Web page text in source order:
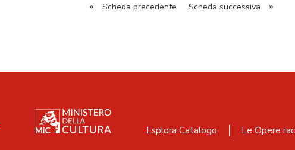
« Scheda precedente Scheda successiva »
Esplora Catalogo Le Opere